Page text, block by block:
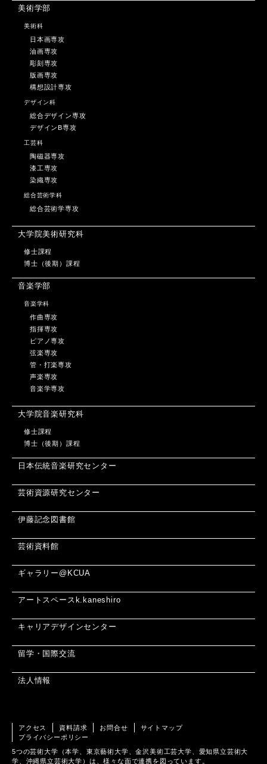
美術学部
美術科
日本画専攻
油画専攻
彫刻専攻
版画専攻
構想設計専攻
デザイン科
総合デザイン専攻
デザインB専攻
工芸科
陶磁器専攻
漆工専攻
染織専攻
総合芸術学科
総合芸術学専攻
大学院美術研究科
修士課程
博士（後期）課程
音楽学部
音楽学科
作曲専攻
指揮専攻
ピアノ専攻
弦楽専攻
管・打楽専攻
声楽専攻
音楽学専攻
大学院音楽研究科
修士課程
博士（後期）課程
日本伝統音楽研究センター
芸術資源研究センター
伊藤記念図書館
芸術資料館
ギャラリー@KCUA
アートスペースk.kaneshiro
キャリアデザインセンター
留学・国際交流
法人情報
アクセス 資料請求 お問合せ
サイトマップ
プライバシーポリシー
5つの芸術大学（本学、東京藝術大学、金沢美術工芸大学、愛知県立芸術大
学、沖縄県立芸術大学）は、様々な面で連携を図っています。